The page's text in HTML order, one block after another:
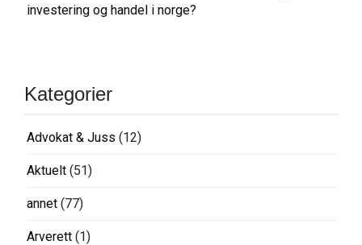
investering og handel i norge?
Kategorier
Advokat & Juss (12)
Aktuelt (51)
annet (77)
Arverett (1)